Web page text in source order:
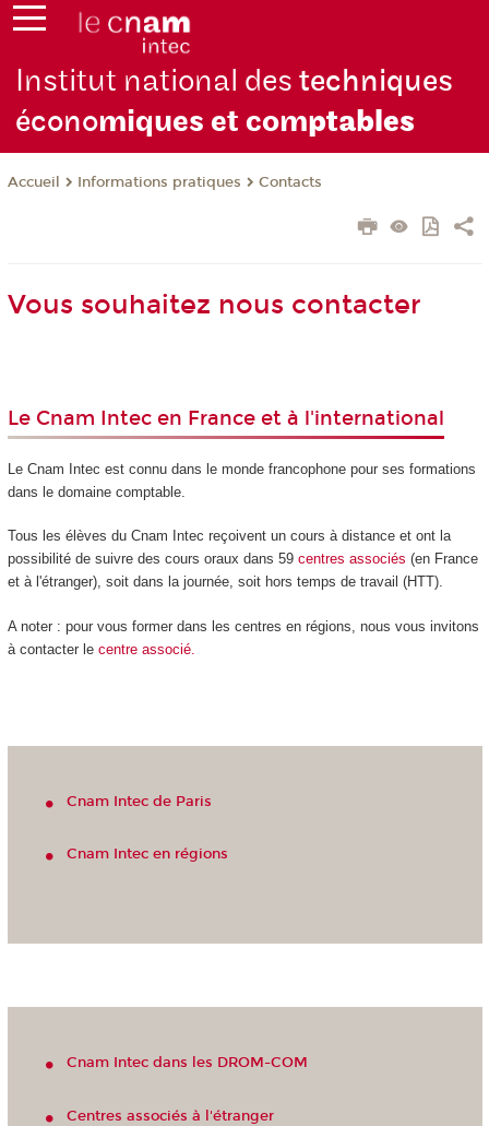
Institut national destechniques
économiques et comptables
Accueil Informations pratiques Contacts
Vous souhaitez nous contacter
Le Cnam Intec en France et à l'international
Le Cnam Intec est connu dans le monde francophone pour ses formations
dans le domaine comptable.
Tous les élèves du Cnam Intec reçoivent un cours à distance et ont la
possibilité de suivre des cours oraux dans 59 centres associés (en France
et à l'étranger), soit dans la journée, soit hors temps de travail (HTT).
A noter : pour vous former dans les centres en régions, nous vous invitons
à contacter le centre associé.
Cnam Intec de Paris
Cnam Intec en régions
Cnam Intec dans les DROM-COM
Centres associés à l'étranger